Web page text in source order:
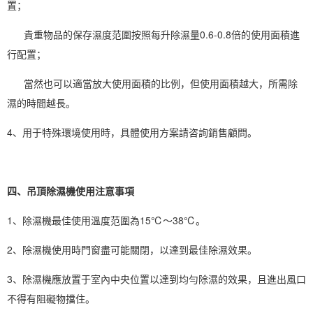
置；
貴重物品的保存濕度范圍按照每升除濕量0.6-0.8倍的使用面積進
行配置；
當然也可以適當放大使用面積的比例，但使用面積越大，所需除
濕的時間越長。
4、用于特殊環境使用時，具體使用方案請咨詢銷售顧問。
四、吊頂除濕機使用注意事項
1、除濕機最佳使用溫度范圍為15℃～38℃。
2、 除濕機使用時門窗盡可能關閉，以達到最佳除濕效果。
3、除濕機應放置于室內中央位置以達到均勻除濕的效果，且進出風口
不得有阻礙物擋住。